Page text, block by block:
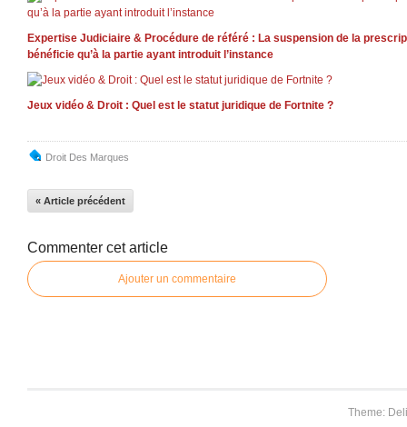
Expertise Judiciaire & Procédure de référé : La suspension de la
bénéficie qu’à la partie ayant introduit l’instance
Jeux vidéo & Droit : Quel est le statut juridique de Fortnite ?
Droit Des Marques
« Article précédent
Commenter cet article
Ajouter un commentaire
Theme: